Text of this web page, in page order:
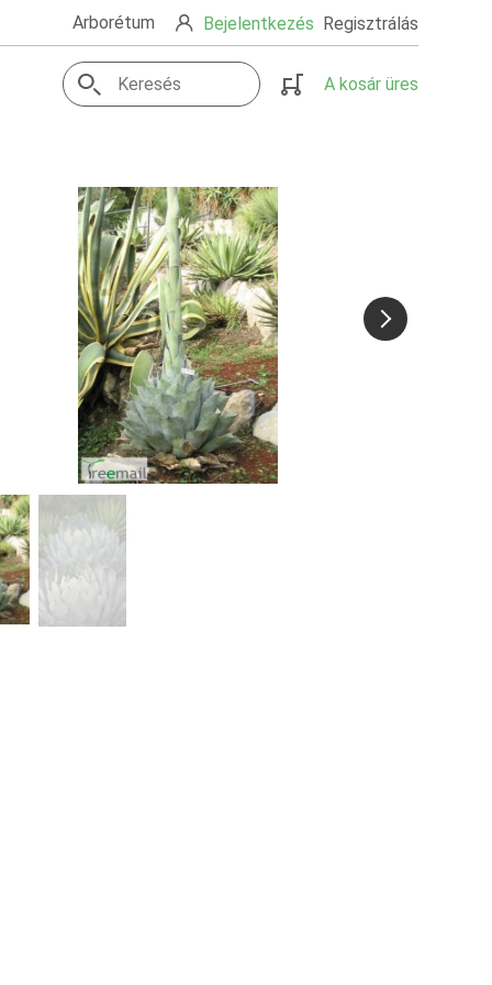
Arborétum Bejelentkezés Regisztrálás
A kosár üres